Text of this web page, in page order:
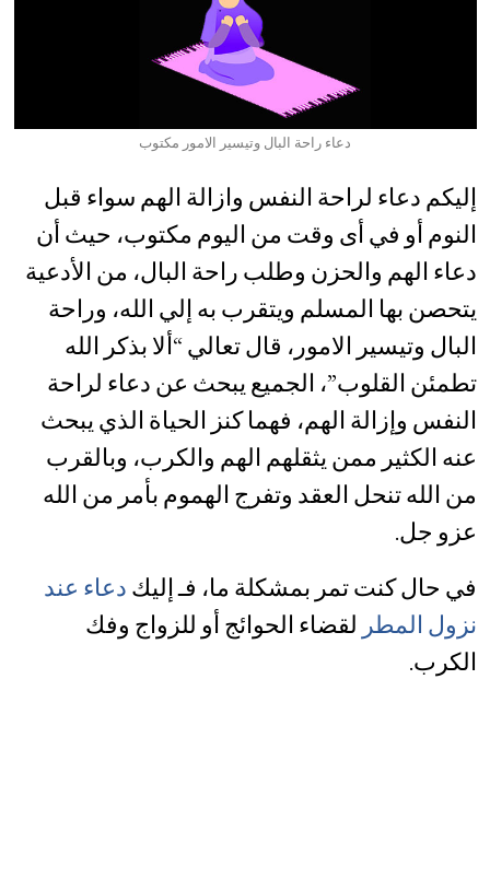
دعاء راحة البال وتيسير الامور مكتوب
إليكم دعاء لراحة النفس وازالة الهم سواء قبل
النوم أو في أى وقت من اليوم مكتوب، حيث أن
دعاء الهم والحزن وطلب راحة البال، من الأدعية
يتحصن بها المسلم ويتقرب به إلي الله، وراحة
البال وتيسير الامور، قال تعالي “ألا بذكر الله
تطمئن القلوب”، الجميع يبحث عن دعاء لراحة
النفس وإزالة الهم، فهما كنز الحياة الذي يبحث
عنه الكثير ممن يثقلهم الهم والكرب، وبالقرب
من الله تنحل العقد وتفرج الهموم بأمر من الله
عزو جل.
في حال كنت تمر بمشكلة ما، فـ إليكدعاء عند
نزول المطرلقضاء الحوائج أو للزواج وفك
الكرب.